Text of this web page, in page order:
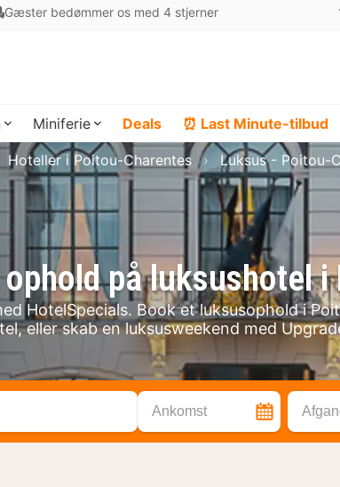
Gæster bedømmer os med 4 stjerner
Miniferie Deals ⏰ Last Minute-tilbud
på luksushotel i
HotelSpecials. Book et luksusophold i
eller skab en luksusweekend med
Hoteller i Poitou-Charentes Luksus - Poitou-
Ankomst